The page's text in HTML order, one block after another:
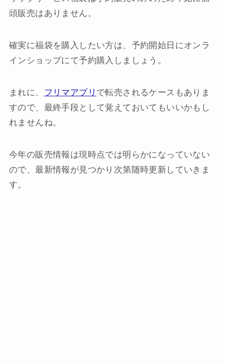
頭販売はありません。
確実に福袋を購入したい方は、予約開始日にオンラ
インショップにて予約購入しましょう。
まれに、 フリマアプリ で転売されるケースもありま
すので、最終手段として覚えておいてもいいかもし
れませんね。
今年の販売情報は現時点では明らかになっていない
ので、最新情報が見つかり次第随時更新していきま
す。